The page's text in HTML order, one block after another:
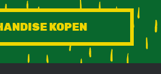
KOPEN